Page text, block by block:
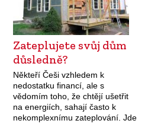
Zateplujete svůj dům
důsledně?
Někteří Češi vzhledem k
nedostatku financí, ale s
vědomím toho, že chtějí ušetřit
na energiích, sahají často k
nekomplexnímu zateplování. Jde